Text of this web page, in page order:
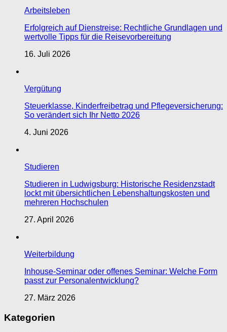
Arbeitsleben
Erfolgreich auf Dienstreise: Rechtliche Grundlagen und
wertvolle Tipps für die Reisevorbereitung
16. Juli 2026
Vergütung
Steuerklasse, Kinderfreibetrag und Pflegeversicherung:
So verändert sich Ihr Netto 2026
4. Juni 2026
Studieren
Studieren in Ludwigsburg: Historische Residenzstadt
lockt mit übersichtlichen Lebenshaltungskosten und
mehreren Hochschulen
27. April 2026
Weiterbildung
Inhouse-Seminar oder offenes Seminar: Welche Form
passt zur Personalentwicklung?
27. März 2026
Kategorien